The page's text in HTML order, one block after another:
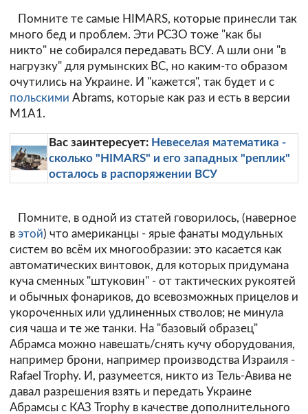
Помните те самые HIMARS, которые принесли так
много бед и проблем. Эти РСЗО тоже "как бы
никто" не собирался передавать ВСУ. А шли они "в
нагрузку" для румынских ВС, но каким-то образом
очутились на Украине. И "кажется", так будет и с
польскими Abrams, которые как раз и есть в версии
M1A1.
Вас заинтересует: Невеселая математика -
сколько "HIMARS" и его западных "реплик"
осталось в распоряжении ВСУ
Помните, в одной из статей говорилось, (наверное
в этой) что американцы - ярые фанаты модульных
систем во всём их многообразии: это касается как
автоматических винтовок, для которых придумана
куча сменных "штуковин" - от тактических рукоятей
и обычных фонариков, до всевозможных прицелов и
укороченных или удлиненных стволов; не минула
сия чаша и те же танки. На "базовый образец"
Абрамса можно навешать/снять кучу оборудования,
например брони, например производства Израиля -
Rafael Trophy. И, разумеется, никто из Тель-Авива не
давал разрешения взять и передать Украине
Абрамсы с КАЗ Trophy в качестве дополнительного